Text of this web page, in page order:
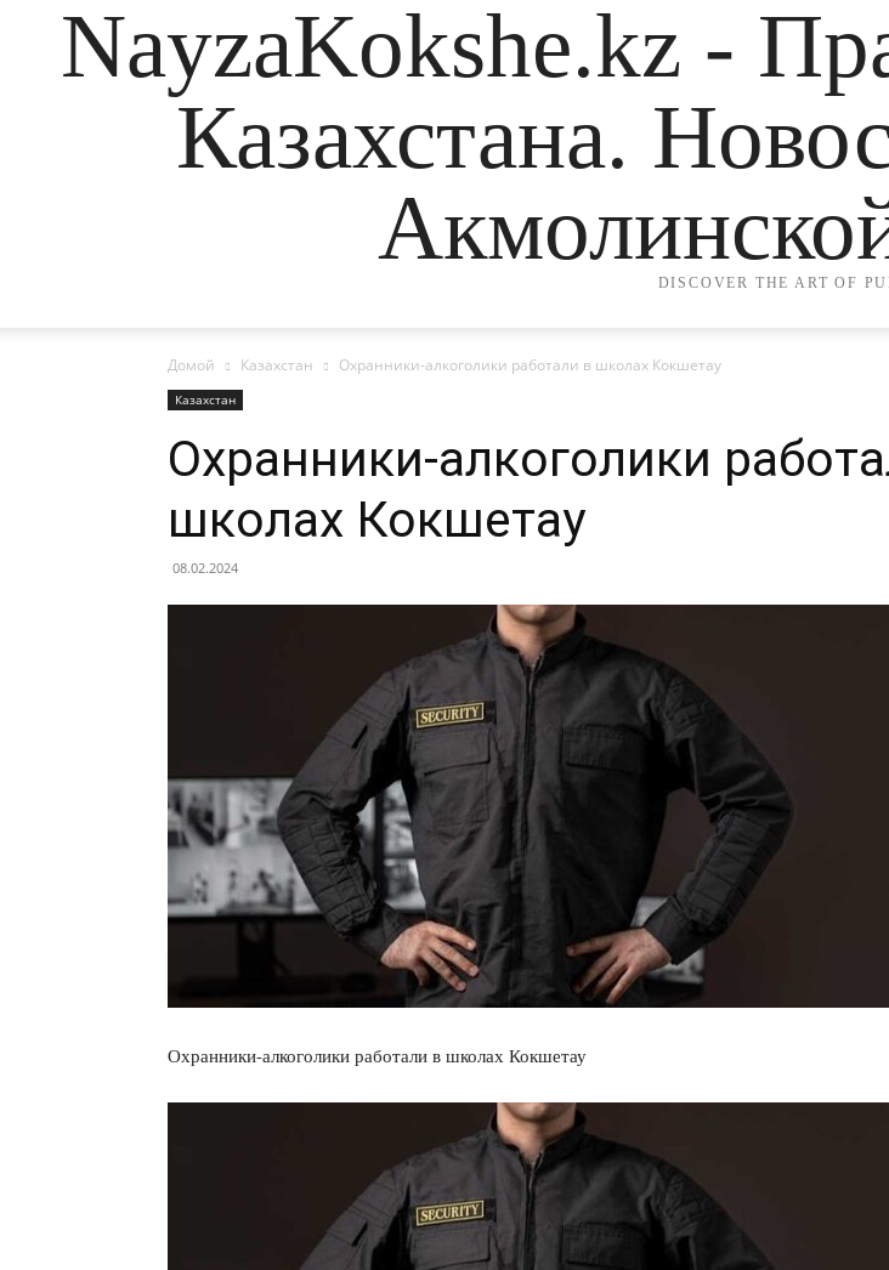
NayzaKokshe.kz -
Казахстана.
DISCOVER THE ART OF
Домой Казахстан Охранники-алкоголики работали в школах Кокшетау
Казахстан
Охранники-алкоголики
школах Кокшетау
08.02.2024
Охранники-алкоголики работали в школах Кокшетау